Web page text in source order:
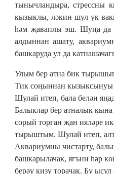
тынычландыра, стрессны
кызыклы, ләкин шул ук
һәм җаваплы эш. Шуңа да
алдыннан ашату,
башкаруда ул да
Улым бер атна бик
Тик соңыннан кызыксынуы
Шулай итеп, бала белән
Балыклар бер атналык кына
сорый торган җан ияләре
тырыштым. Шулай итеп,
Аквариумны чистарту,
башкарылачак, ягъни һәр
берәү кизү торачак. Бу